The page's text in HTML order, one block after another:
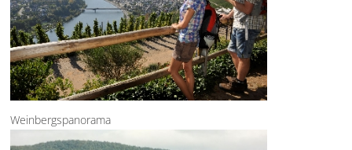
Weinbergspanorama